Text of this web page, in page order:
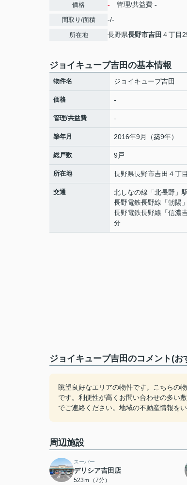
価格 - 管理/共益費 -
間取り/面積 -/-
所在地 長野県長野市吉田 ４丁目
ジョイキューブ吉田の基本情報
物件名 ジョイキューブ吉田
価格 -
管理/共益費 -
築年月 2016年9月（築9年）
総戸数 9戸
所在地 長野県長野市吉田 ４丁
交通 北しなの線 「北長野 」
長野電鉄長野線 「朝陽
長野電鉄長野線 「信濃
分
ジョイキューブ吉田のコメント(お
眺望良好なエリアの物件です。こちらの
です。利便性が高くお問い合わせの多い
でご連絡ください。地域の不動産情報を
周辺施設
スーパー
デリシア吉田店
523ｍ（7分）